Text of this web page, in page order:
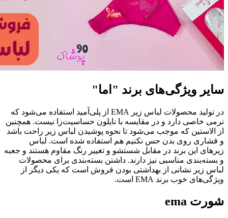
سایر ویژگی‌های برند "اما"
در تولید محصولات لباس زیر EMA از پلی‌آمید استفاده می‌شود که
نرمی خاصی دارد و در مقایسه با نایلون حساسیت‌زا نیست. همچنین
از الاستین که موجب می‌شود تا نحوه پوشیدن لباس زیر راحت باشد
و فشاری روی بدن حس نکنیم هم استفاده شده است. لباس
زیرهای این برند در مقابل شستشو و تغییر رنگ مقاوم هستند و جعبه
و بسته‌بندی مناسبی نیز دارند. داشتن بسته‌بندی برای محصولات
لباس زیر نشانی از بهداشتی بودن فروش است که یکی دیگر از
ویژگی‌های خوب برند EMA است.
شورت ema